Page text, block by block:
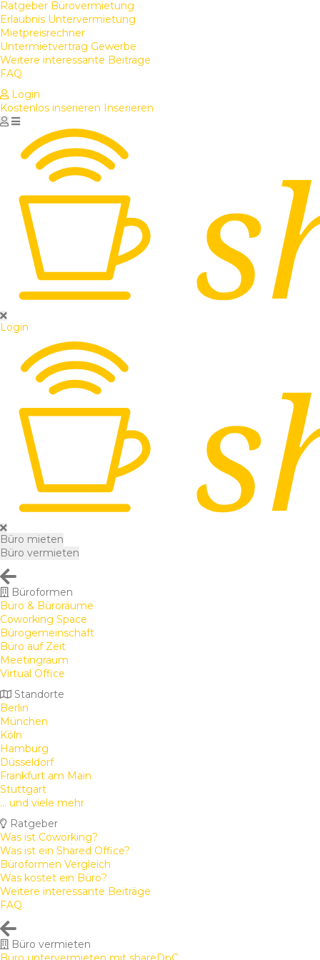
Ratgeber Bürovermietung
Erlaubnis Untervermietung
Mietpreisrechner
Untermietvertrag Gewerbe
Weitere interessante Beiträge
FAQ
Login
Kostenlos inserieren Inserieren
Login
Büro mieten
Büro vermieten
Büroformen
Büro & Büroräume
Coworking Space
Bürogemeinschaft
Büro auf Zeit
Meetingraum
Virtual Office
Standorte
Berlin
München
Köln
Hamburg
Düsseldorf
Frankfurt am Main
Stuttgart
... und viele mehr
Ratgeber
Was ist Coworking?
Was ist ein Shared Office?
Büroformen Vergleich
Was kostet ein Büro?
Weitere interessante Beiträge
FAQ
Büro vermieten